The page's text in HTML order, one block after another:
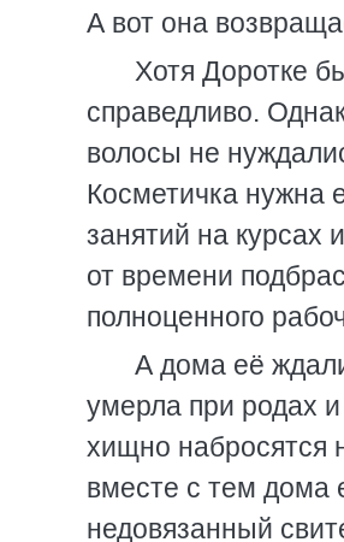
А вот она
Хотя Доротке
справедливо.
волосы не
Косметичка нужна
занятий на курсах
от времени
полноценного
А дома её
умерла при родах
хищно набросятся
вместе с тем дома
недовязанный